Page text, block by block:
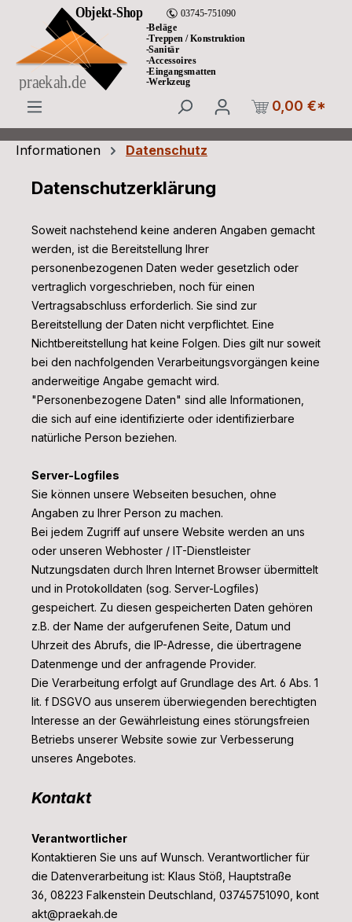
Zum Hauptinhalt springen
0,00 €*
Informationen Datenschutz
Datenschutzerklärung
Soweit nachstehend keine anderen Angaben gemacht
werden, ist die Bereitstellung Ihrer
personenbezogenen Daten weder gesetzlich oder
vertraglich vorgeschrieben, noch für einen
Vertragsabschluss erforderlich. Sie sind zur
Bereitstellung der Daten nicht verpflichtet. Eine
Nichtbereitstellung hat keine Folgen. Dies gilt nur soweit
bei den nachfolgenden Verarbeitungsvorgängen keine
anderweitige Angabe gemacht wird.
"Personenbezogene Daten" sind alle Informationen,
die sich auf eine identifizierte oder identifizierbare
natürliche Person beziehen.
Server-Logfiles
Sie können unsere Webseiten besuchen, ohne
Angaben zu Ihrer Person zu machen.
Bei jedem Zugriff auf unsere Website werden an uns
oder unseren Webhoster / IT-Dienstleister
Nutzungsdaten durch Ihren Internet Browser übermittelt
und in Protokolldaten (sog. Server-Logfiles)
gespeichert. Zu diesen gespeicherten Daten gehören
z.B. der Name der aufgerufenen Seite, Datum und
Uhrzeit des Abrufs, die IP-Adresse, die übertragene
Datenmenge und der anfragende Provider.
Die Verarbeitung erfolgt auf Grundlage des Art. 6 Abs. 1
lit. f DSGVO aus unserem überwiegenden berechtigten
Interesse an der Gewährleistung eines störungsfreien
Betriebs unserer Website sowie zur Verbesserung
unseres Angebotes.
Kontakt
Verantwortlicher
Kontaktieren Sie uns auf Wunsch. Verantwortlicher für
die Datenverarbeitung ist: Klaus Stöß, Hauptstraße
36, 08223 Falkenstein Deutschland, 03745751090, kont
akt@praekah.de